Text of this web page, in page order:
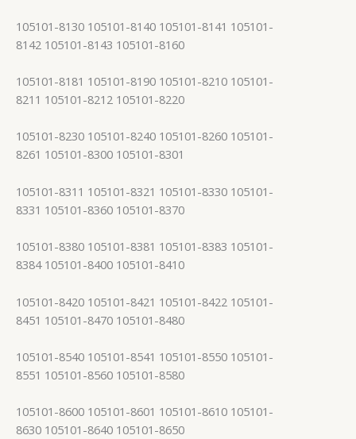
105101-8130 105101-8140 105101-8141 105101-
8142 105101-8143 105101-8160
105101-8181 105101-8190 105101-8210 105101-
8211 105101-8212 105101-8220
105101-8230 105101-8240 105101-8260 105101-
8261 105101-8300 105101-8301
105101-8311 105101-8321 105101-8330 105101-
8331 105101-8360 105101-8370
105101-8380 105101-8381 105101-8383 105101-
8384 105101-8400 105101-8410
105101-8420 105101-8421 105101-8422 105101-
8451 105101-8470 105101-8480
105101-8540 105101-8541 105101-8550 105101-
8551 105101-8560 105101-8580
105101-8600 105101-8601 105101-8610 105101-
8630 105101-8640 105101-8650